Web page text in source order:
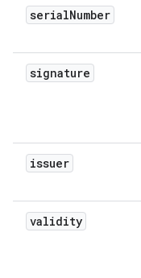
serialNumber
signature
issuer
validity